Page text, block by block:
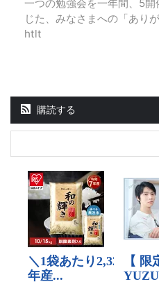
一つの勉強会を一年間、5開
じた、みなさまへの「あ
htlt
購読する